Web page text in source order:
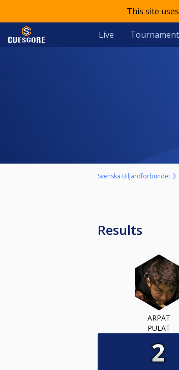
This site
Live
Svenska Biljardförbundet
Results
ARPAT
PULAT